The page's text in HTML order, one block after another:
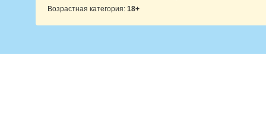
Возрастная категория: 18+